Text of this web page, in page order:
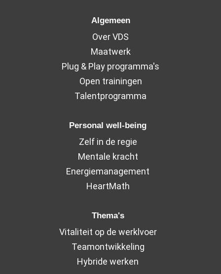
Algemeen
Over VDS
Maatwerk
Plug & Play programma's
Open trainingen
Talentprogramma
Personal well-being
Zelf in de regie
Mentale kracht
Energiemanagement
HeartMath
Thema's
Vitaliteit op de werklvoer
Teamontwikkeling
Hybride werken